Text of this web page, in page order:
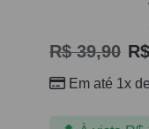
R$39,90 R$
Em até 1x